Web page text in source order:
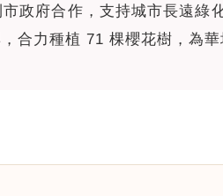
政府合作，支持城市長遠綠
合力種植 71 棵櫻花樹，為華